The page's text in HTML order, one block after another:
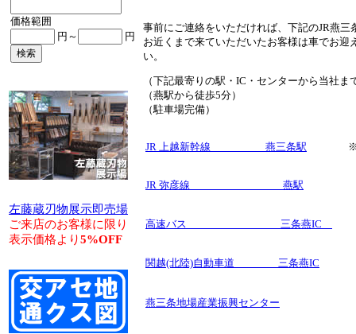
価格範囲
円～
円
左藤蔵刃物展示即売場
ご来店のお客様に限り
表示価格より5%OFF
事前にご連絡をいただければ、下記のJR燕
お近くまで来ていただいたお客様は車でお
い。
（下記最寄りの駅・IC・センターから当社
（燕駅から徒歩5分）
（駐車場完備）
JR 上越新幹線 燕三条駅 ※例）
JR 弥彦線 燕駅
高速バス 三条燕IC
関越(北陸)自動車道 三条燕IC
燕三条地場産業振興センター